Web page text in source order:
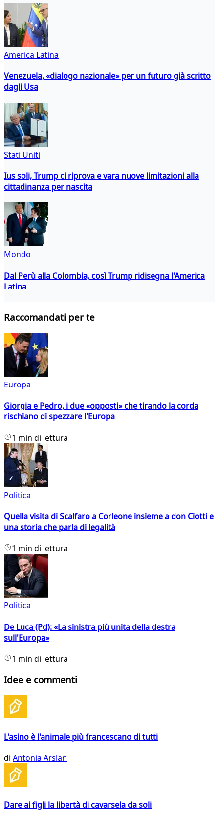
America Latina
Venezuela, «dialogo nazionale» per un futuro già scritto
dagli Usa
Stati Uniti
Ius soli, Trump ci riprova e vara nuove limitazioni alla
cittadinanza per nascita
Mondo
Dal Perù alla Colombia, così Trump ridisegna l'America
Latina
Raccomandati per te
Europa
Giorgia e Pedro, i due «opposti» che tirando la corda
rischiano di spezzare l'Europa
1 min di lettura
Politica
Quella visita di Scalfaro a Corleone insieme a don Ciotti e
una storia che parla di legalità
1 min di lettura
Politica
De Luca (Pd): «La sinistra più unita della destra
sull'Europa»
1 min di lettura
Idee e commenti
L'asino è l'animale più francescano di tutti
di Antonia Arslan
Dare ai figli la libertà di cavarsela da soli